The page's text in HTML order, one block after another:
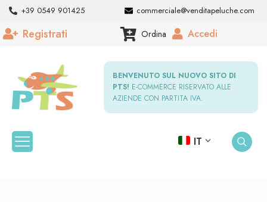
+39 0549 901425 commerciale@venditapeluche.com
Registrati Ordina Accedi
BENVENUTO SUL NUOVO SITO DI
PTS! E-COMMERCE RISERVATO ALLE
AZIENDE CON PARTITA IVA.
IT